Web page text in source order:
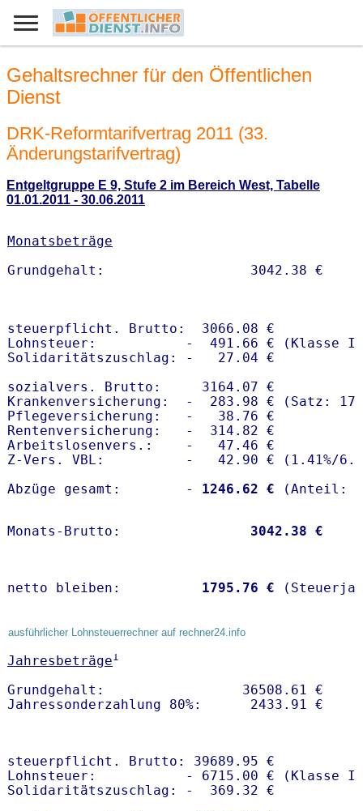
Gehaltsrechner für den Öffentlichen
Dienst
DRK-Reformtarifvertrag 2011 (33.
Änderungstarifvertrag)
Entgeltgruppe E 9, Stufe 2 im Bereich West, Tabelle
01.01.2011 - 30.06.2011
Monatsbeträge
steuerpflicht. Brutto:  3066.08 €
Lohnsteuer:           -  491.66 € (Klasse I)
Solidaritätszuschlag: -   27.04 €
sozialvers. Brutto:     3164.07 €
Krankenversicherung:  -  283.98 € (Satz:
Pflegeversicherung:   -   38.76 €
Rentenversicherung:   -  314.82 €
Arbeitslosenvers.:    -   47.46 €
Z-Vers. VBL:          -   42.90 € ( 1.41%/
Abzüge gesamt:        -
1246.62 €
Monats-Brutto: 3042.38 €
netto bleiben: 1795.76 €
ausführlicher Lohnsteuerrechner auf rechner24.info
Jahresbeträge1
Grundgehalt:                 36508.61 €
steuerpflicht. Brutto: 39689.95 €
Lohnsteuer:           - 6715.00 € (Klasse I)
Solidaritätszuschlag: -  369.32 €